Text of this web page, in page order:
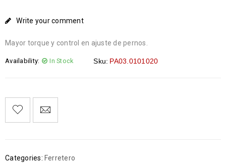
Write your comment
Mayor torque y control en ajuste de pernos.
Availability: In Stock Sku: PA03.0101020
Categories: Ferretero